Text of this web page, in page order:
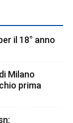
il 18° anno
Milano
prima